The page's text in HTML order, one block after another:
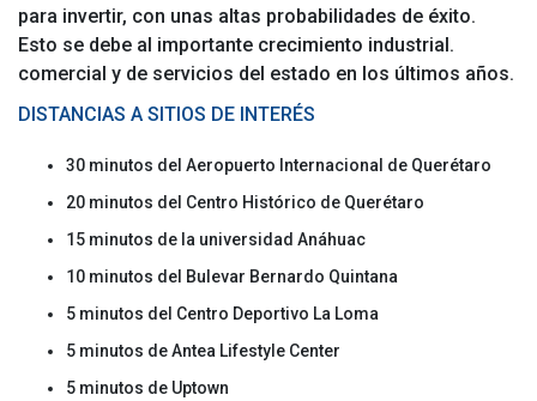
para invertir, con unas altas probabilidades de éxito.
Esto se debe al importante crecimiento industrial.
comercial y de servicios del estado en los últimos años.
DISTANCIAS A SITIOS DE INTERÉS
30 minutos del Aeropuerto Internacional de Querétaro
20 minutos del Centro Histórico de Querétaro
15 minutos de la universidad Anáhuac
10 minutos del Bulevar Bernardo Quintana
5 minutos del Centro Deportivo La Loma
5 minutos de Antea Lifestyle Center
5 minutos de Uptown